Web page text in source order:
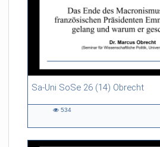
Sa-Uni SoSe 26 (14) Obrecht
46:53 duration
534